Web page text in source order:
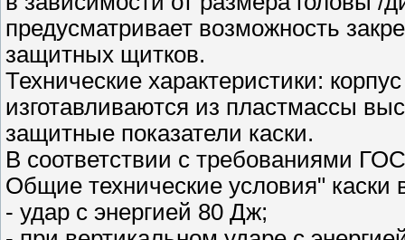
предусматривает возможность
защитных щитков.
Технические характеристики:
изготавливаются из пластмассы
защитные показатели каски.
В соответствии с требованиями
Общие технические условия"
- удар с энергией 80 Дж;